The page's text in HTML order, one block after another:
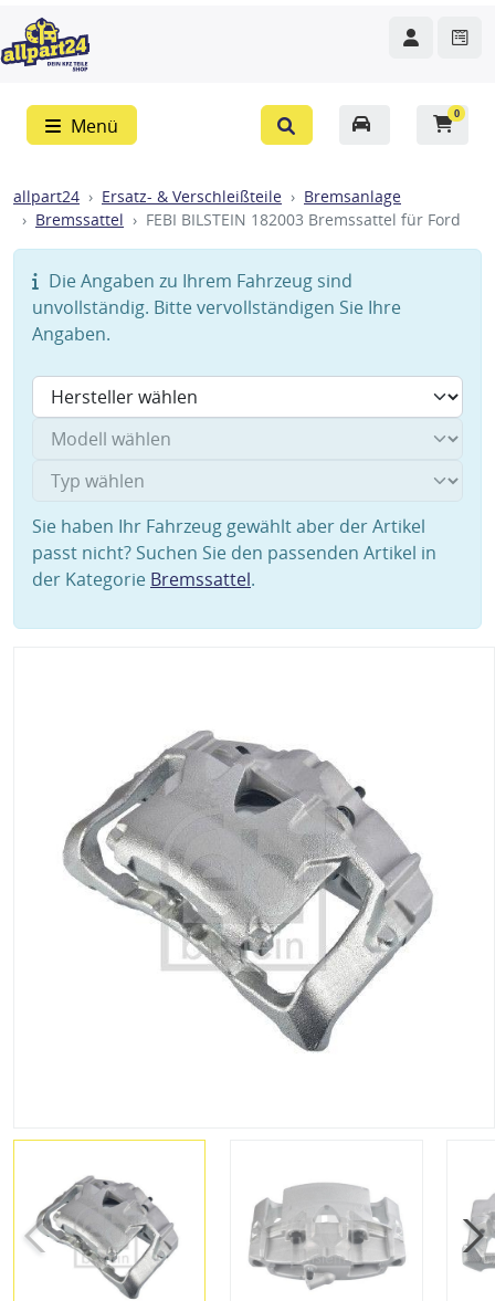
Menü
0
allpart24 Ersatz- & Verschleißteile
Bremsanlage
Bremssattel
FEBI BILSTEIN 182003 Bremssattel für Ford
Die Angaben zu Ihrem Fahrzeug sind
unvollständig. Bitte vervollständigen Sie Ihre
Angaben.
Sie haben Ihr Fahrzeug gewählt aber der Artikel
passt nicht? Suchen Sie den passenden Artikel in
der Kategorie Bremssattel.